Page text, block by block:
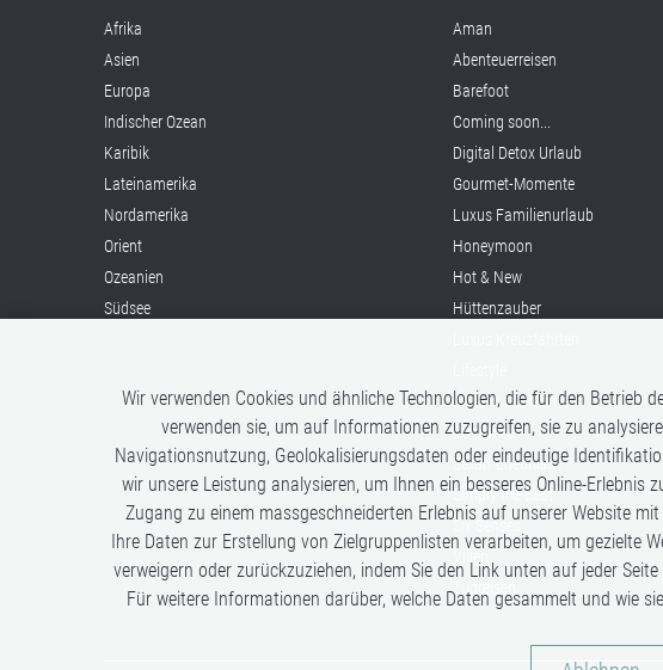
Afrika
Asien
Europa
Indischer Ozean
Karibik
Lateinamerika
Nordamerika
Orient
Ozeanien
Südsee
Aman
Abenteuerreisen
Barefoot
Coming soon...
Digital Detox Urlaub
Gourmet-Momente
Luxus Familienurlaub
Honeymoon
Hot & New
Hüttenzauber
Once in a Lifetime
Romance
Safari-Erlebnisse
Simply the Best
Six Senses
Villen
Zugreisen
Wir verwenden Cookies und ähnliche Technologien, die für den
verwenden sie, um auf Informationen zuzugreifen, sie zu
Navigationsnutzung, Geolokalisierungsdaten oder eindeutige
wir unsere Leistung analysieren, um Ihnen ein besseres Online-
Zugang zu einem massgeschneiderten Erlebnis auf unserer Website
Ihre Daten zur Erstellung von Zielgruppenlisten verarbeiten, um gezielte
verweigern oder zurückzuziehen, indem Sie den Link unten auf jeder
Für weitere Informationen darüber, welche Daten gesammelt und wie